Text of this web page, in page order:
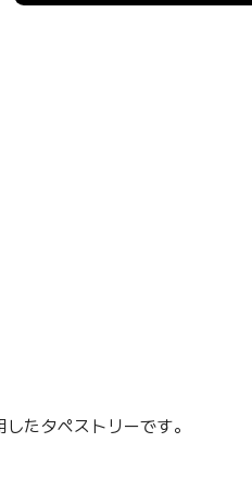
たタペストリーです。